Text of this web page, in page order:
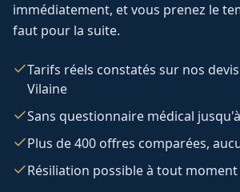
immédiatement, et vous prenez le
faut pour la suite.
Tarifs réels constatés sur nos
Vilaine
Sans questionnaire médical
Plus de 400 offres comparées,
Résiliation possible à tout moment